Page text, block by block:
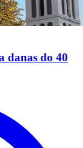
danas do 40